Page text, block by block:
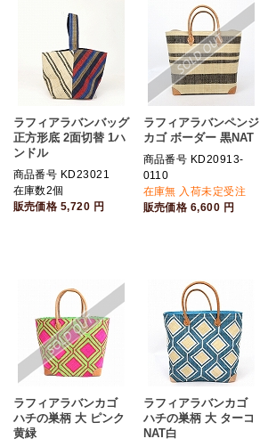
ラフィアラバンバッグ
正方形底 2面切替 1ハ
ンドル
商品番号 KD23021
在庫数2個
販売価格 5,720 円
ラフィアラバンペンジ
カゴ ボーダー 黒NAT
商品番号 KD20913-
0110
在庫無 入荷未定受注
販売価格 6,600 円
ラフィアラバンカゴ
ハチの巣柄 大 ピンク
黄緑
ラフィアラバンカゴ
ハチの巣柄 大 ターコ
NAT白